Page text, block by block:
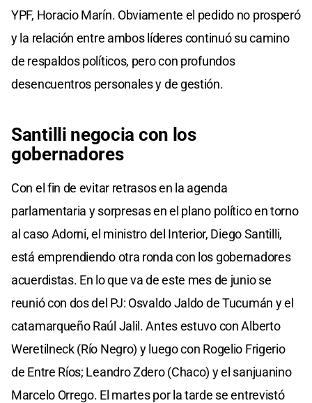
YPF, Horacio Marín. Obviamente el pedido no prosperó
y la relación entre ambos líderes continuó su camino
de respaldos políticos, pero con profundos
desencuentros personales y de gestión.
Santilli negocia con los
gobernadores
Con el fin de evitar retrasos en la agenda
parlamentaria y sorpresas en el plano político en torno
al caso Adorni, el ministro del Interior, Diego Santilli,
está emprendiendo otra ronda con los gobernadores
acuerdistas. En lo que va de este mes de junio se
reunió con dos del PJ: Osvaldo Jaldo de Tucumán y el
catamarqueño Raúl Jalil. Antes estuvo con Alberto
Weretilneck (Río Negro) y luego con Rogelio Frigerio
de Entre Ríos; Leandro Zdero (Chaco) y el sanjuanino
Marcelo Orrego. El martes por la tarde se entrevistó